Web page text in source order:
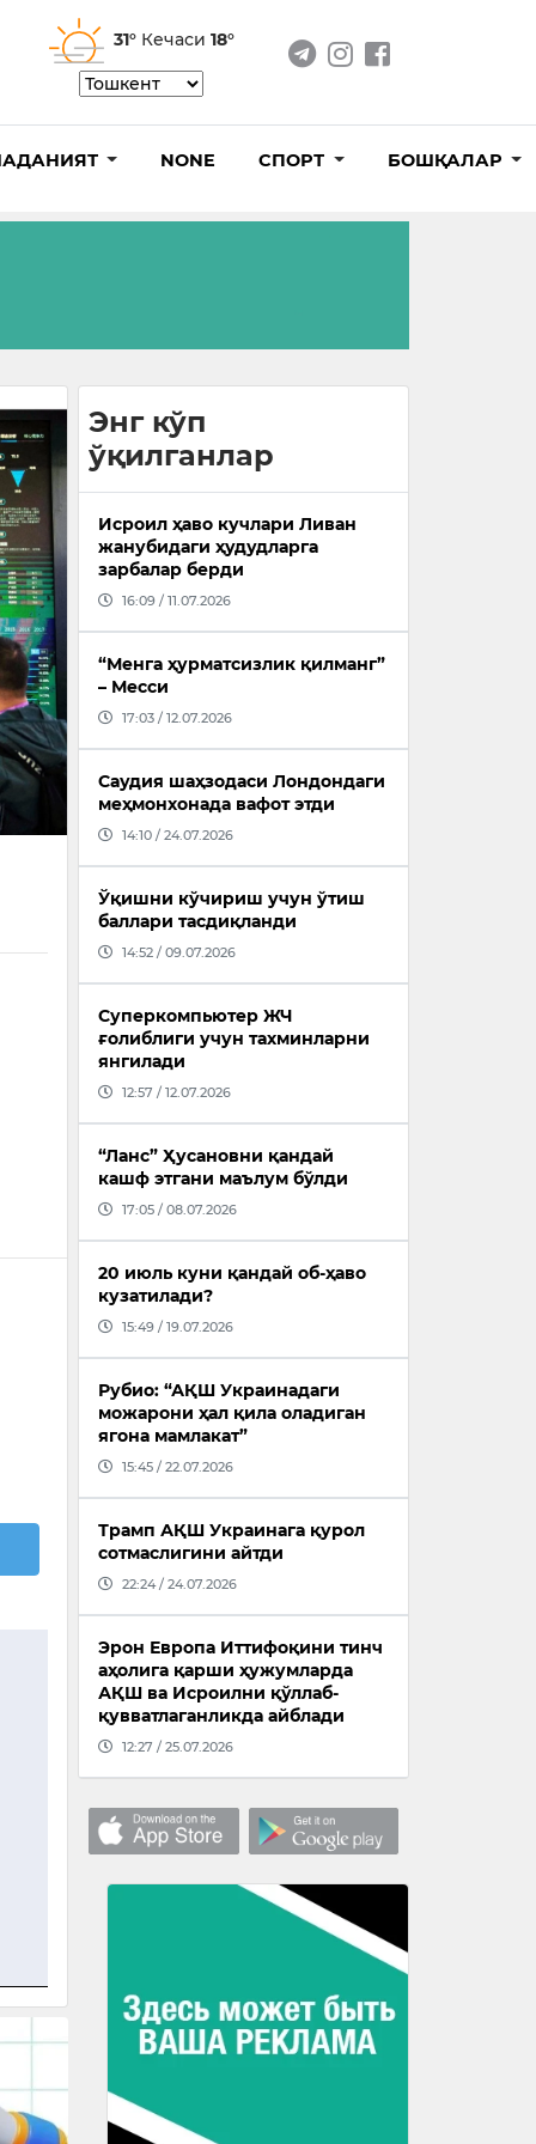
31° Кечаси 18°
NONE СПОРТ БОШҚАЛАР
Энг кўп
ўқилганлар
Исроил ҳаво кучлари Ливан
жанубидаги ҳудудларга
зарбалар берди
16:09 / 11.07.2026
“Менга ҳурматсизлик қилманг”
– Месси
17:03 / 12.07.2026
Саудия шаҳзодаси Лондондаги
меҳмонхонада вафот этди
14:10 / 24.07.2026
Ўқишни кўчириш учун ўтиш
баллари тасдиқланди
14:52 / 09.07.2026
Суперкомпьютер ЖЧ
ғолиблиги учун тахминларни
янгилади
12:57 / 12.07.2026
“Ланс” Ҳусановни қандай
кашф этгани маълум бўлди
17:05 / 08.07.2026
20 июль куни қандай об-ҳаво
кузатилади?
15:49 / 19.07.2026
Рубио: “АҚШ Украинадаги
можарони ҳал қила оладиган
ягона мамлакат”
15:45 / 22.07.2026
Трамп АҚШ Украинага қурол
сотмаслигини айтди
22:24 / 24.07.2026
Эрон Европа Иттифоқини тинч
аҳолига қарши ҳужумларда
АҚШ ва Исроилни қўллаб-
қувватлаганликда айблади
12:27 / 25.07.2026